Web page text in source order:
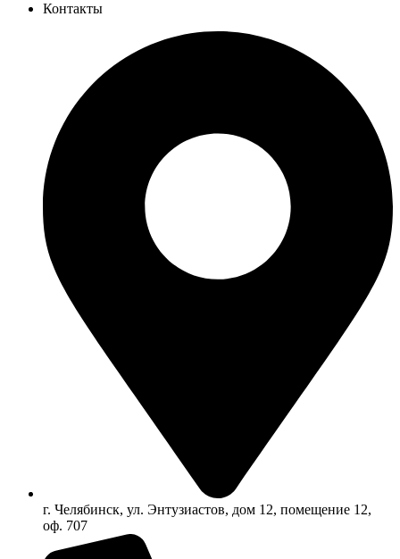
Контакты
г. Челябинск, ул. Энтузиастов, дом 12, помещение 12,
оф. 707